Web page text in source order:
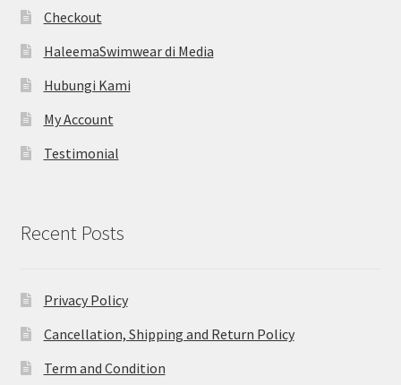
Checkout
HaleemaSwimwear di Media
Hubungi Kami
My Account
Testimonial
Recent Posts
Privacy Policy
Cancellation, Shipping and Return Policy
Term and Condition